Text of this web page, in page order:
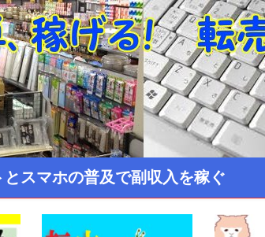
スマホの普及で副収入を稼ぐ